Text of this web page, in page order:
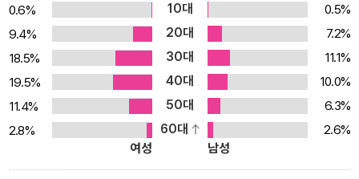
0.6% 10대
0.5%
9.4%
20대
7.2%
18.5%
30대
11.1%
19.5%
40대
10.0%
11.4%
50대
6.3%
2.8%
60대
2.6%
여성
남성